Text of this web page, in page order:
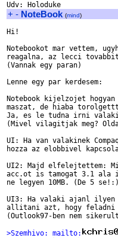
+ - NoteBook (mind)
Hi!
Notebookot mar vettem,
reagalna, az lecci
(Vannak egy paran)
Lenne egy par kerdesem:
Notebook kijelzojet
maszat, de hiaba
Ja, es le tudna irni valaki
(Mivel vilagitjak meg?
UI: Ha van valakinek
hozza az elobbivel
UI2: Majd elfelejtettem:
acc.ot is tamogat 3.1 ala
ne legyen 10MB. (De 5 se!:)
UI3: Ha valaki ajanl
allitani azt, hogy
(Outlook97-ben nem
>Szemhivo: mailto: